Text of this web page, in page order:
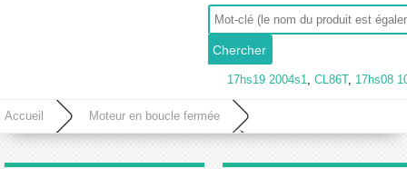
17hs19 2004s1, CL86T, 17hs08
Accueil Moteur en boucle fermée